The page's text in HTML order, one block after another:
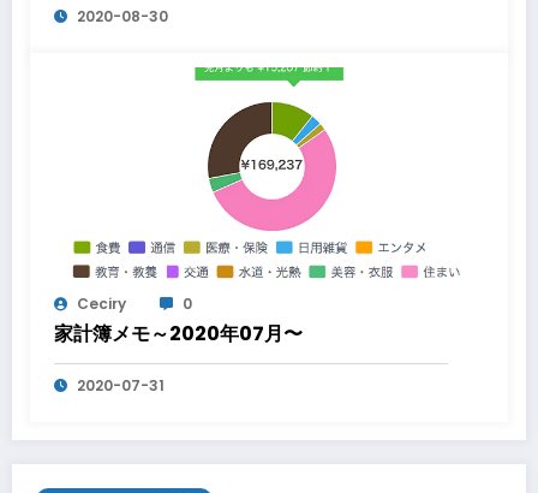
2020-08-30
Ceciry 0
家計簿メモ～2020年07月〜
2020-07-31